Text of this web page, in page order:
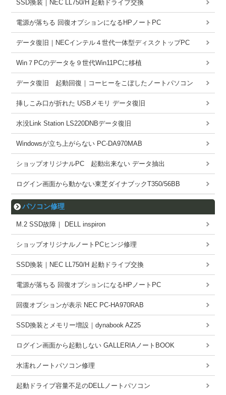
SSD換装｜NEC LL750/H 起動ドライブ交換
電源が落ちる 回復オプションになるHPノートPC
データ復旧｜NECインテル４世代一体型ディスクトップPC
Win７PCのデータを９世代Win11PCに移植
データ復旧 起動回復｜コーヒーをこぼしたノートパソコン
挿しこみ口が折れた USBメモリ データ復旧
水没Link Station LS220DNBデータ復旧
Windowsが立ち上がらない PC-DA970MAB
ショップオリジナルPC 起動出来ない データ抽出
ログイン画面から動かない東芝ダイナブックT350/56BB
パソコン修理
M.2 SSD故障｜ DELL inspiron
ショップオリジナルノートPCヒンジ修理
SSD換装｜NEC LL750/H 起動ドライブ交換
電源が落ちる 回復オプションになるHPノートPC
回復オプションが表示 NEC PC-HA970RAB
SSD換装とメモリー増設｜dynabook AZ25
ログイン画面から起動しない GALLERIAノートBOOK
水濡れノートパソコン修理
起動ドライブ容量不足のDELLノートパソコン